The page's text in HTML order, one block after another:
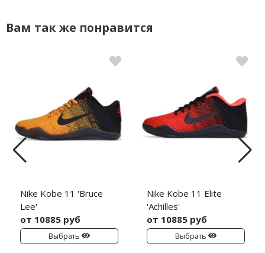
Вам так же понравится
Nike Kobe 11 'Bruce
Lee'
от 10885 руб
Выбрать
Nike Kobe 11 Elite
'Achilles'
от 10885 руб
Выбрать